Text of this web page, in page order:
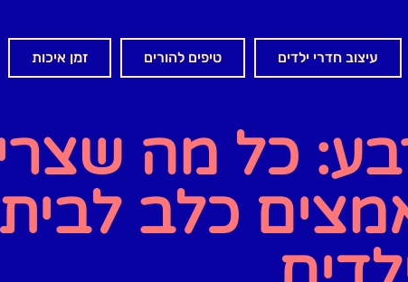
עיצוב חדרי ילדים טיפים להורים זמן איכות
כל מה
כלב